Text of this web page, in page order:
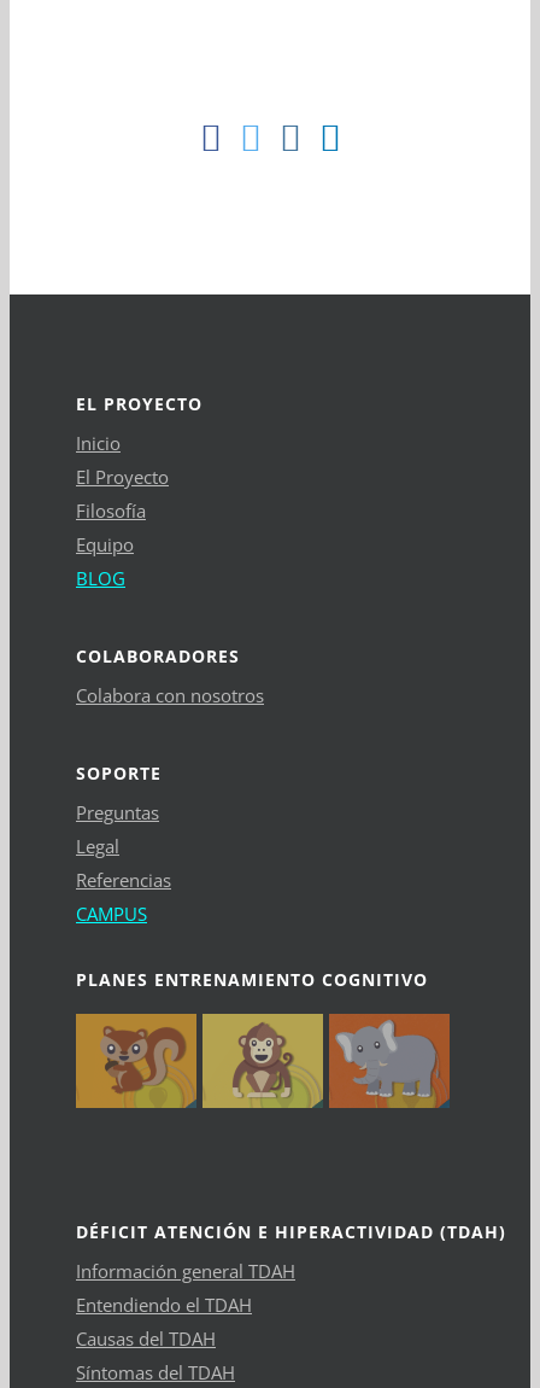
EL PROYECTO
Inicio
El Proyecto
Filosofía
Equipo
BLOG
COLABORADORES
Colabora con nosotros
SOPORTE
Preguntas
Legal
Referencias
CAMPUS
PLANES ENTRENAMIENTO COGNITIVO
DÉFICIT ATENCIÓN E HIPERACTIVIDAD (TDAH)
Información general TDAH
Entendiendo el TDAH
Causas del TDAH
Síntomas del TDAH